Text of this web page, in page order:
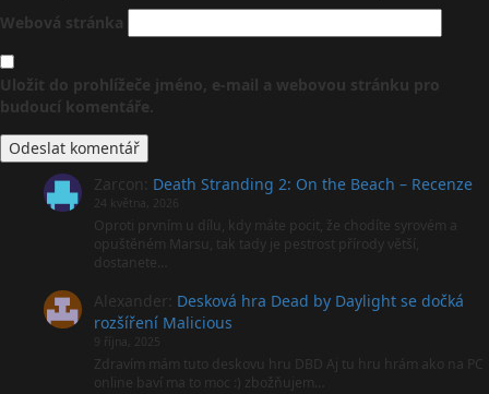
Webová stránka
Uložit do prohlížeče jméno, e-mail a webovou stránku pro
budoucí komentáře.
Zarcon Death Stranding 2: On the Beach – Recenze
24 května, 2026
Oproti prvním u dílu, kdy máte pocit, že chodíte syrovém a
opuštěném Marsu, tak tady je pestrost přírody větší,
dostanete…
Alexander Desková hra Dead by Daylight se dočká
rozšíření Malicious
9 října, 2025
Zdravím mám tuto deskovu hru DBD Aj tu hru hrám ako na PC
online baví ma to moc :) zbožňujem…